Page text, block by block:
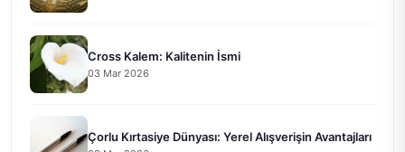
Cross Kalem: Kalitenin İsmi
03 Mar 2026
Çorlu Kırtasiye Dünyası: Yerel Alışverişin Avantajları